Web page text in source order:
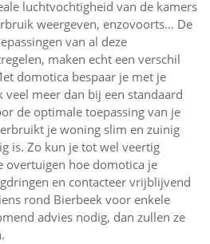
luchtvochtigheid van de kamers
weergeven, enzovoorts… De
van al deze
maken echt een verschil
domotica bespaar je met je
meer dan bij een standaard
de optimale toepassing van je
je woning slim en zuinig
is. Zo kun je tot wel veertig
overtuigen hoe domotica je
en contacteer vrijblijvend
rond Bierbeek voor enkele
advies nodig, dan zullen ze